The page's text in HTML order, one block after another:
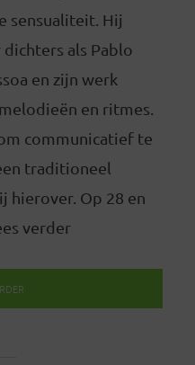
sensualiteit. Hij
als Pablo
en zijn werk
en ritmes.
communicatief te
traditioneel
hierover. Op 28 en
verder